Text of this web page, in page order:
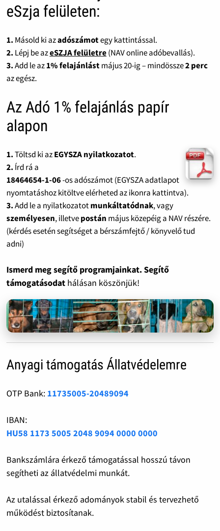
eSzja felületen:
1. Másold ki azadószámotegy kattintással.
2. Lépj be azeSZJA felületre(NAV online adóbevallás).
3.Add le az1% felajánlástmájus 20-ig – mindössze2 perc
az egész.
Az Adó 1% felajánlás papír
alapon
1.Töltsd ki azEGYSZA nyilatkozatot.
2. Írd rá a
18464654-1-06-os adószámot (EGYSZA adatlapot
nyomtatáshoz kitöltve elérheted az ikonra kattintva).
3.Add le a nyilatkozatotmunkáltatódnak, vagy
személyesen, illetvepostán május közepéig a NAV részére.
(kérdés esetén segítséget a bérszámfejtő / könyvelő tud
adni)
Ismerd meg segítő programjainkat. Segítő
támogatásodat hálásan köszönjük!
Anyagi támogatás Állatvédelemre
OTP Bank: 11735005-20489094
IBAN:
HU58 1173 5005 2048 9094 0000 0000
Bankszámlára érkező támogatással hosszú távon
segítheti az állatvédelmi munkát.
Az utalással érkező adományok stabil és tervezhető
működést biztosítanak.